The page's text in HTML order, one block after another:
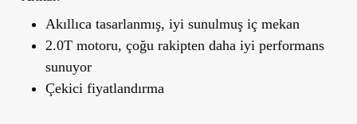
Akıllıca tasarlanmış, iyi sunulmuş iç mekan
2.0T motoru, çoğu rakipten daha iyi performans
sunuyor
Çekici fiyatlandırma